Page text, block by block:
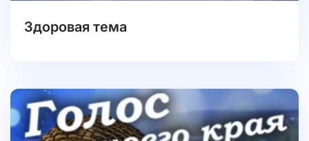
Здоровая тема